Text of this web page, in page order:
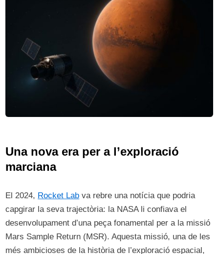
Una nova era per a l’exploració
marciana
El 2024, Rocket Lab va rebre una notícia que podria
capgirar la seva trajectòria: la NASA li confiava el
desenvolupament d’una peça fonamental per a la missió
Mars Sample Return (MSR). Aquesta missió, una de les
més ambicioses de la història de l’exploració espacial,